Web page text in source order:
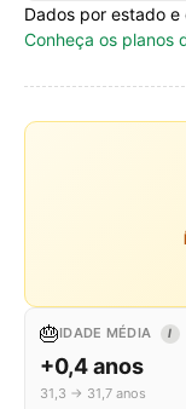
Dados por estado
Conheça os planos
🎂IDADE MÉDIA I
+0,4 anos
31,3 → 31,7 anos